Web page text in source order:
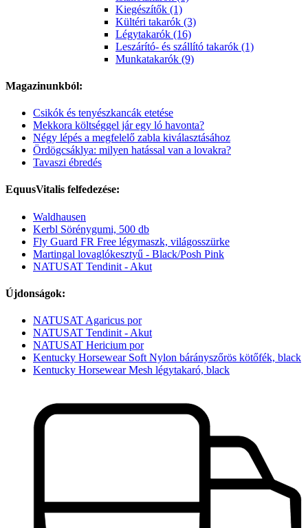
Kiegészítők (1)
Kültéri takarók (3)
Légytakarók (16)
Leszárító- és szállító takarók (1)
Munkatakarók (9)
Magazinunkból:
Csikók és tenyészkancák etetése
Mekkora költséggel jár egy ló havonta?
Négy lépés a megfelelő zabla kiválasztásához
Ördögcsáklya: milyen hatással van a lovakra?
Tavaszi ébredés
EquusVitalis felfedezése:
Waldhausen
Kerbl Sörénygumi, 500 db
Fly Guard FR Free légymaszk, világosszürke
Martingal lovaglókesztyű - Black/Posh Pink
NATUSAT Tendinit - Akut
Újdonságok:
NATUSAT Agaricus por
NATUSAT Tendinit - Akut
NATUSAT Hericium por
Kentucky Horsewear Soft Nylon bárányszőrös kötőfék, black
Kentucky Horsewear Mesh légytakaró, black